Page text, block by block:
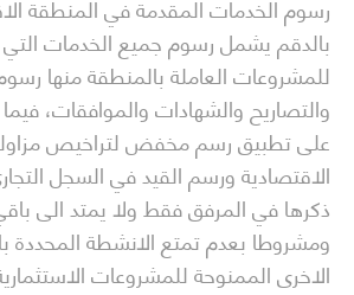
بالدقم يشمل رسوم جميع الخدمات التي
للمشروعات العاملة بالمنطقة منها
والتصاريح والشهادات والموافقات، فيما
على تطبيق رسم مخفض لتراخيص
الاقتصادية ورسم القيد في السجل
ذكرها في المرفق فقط ولا يمتد الى
ومشروطا بعدم تمتع الانشطة المحددة
الاخرى الممنوحة للمشروعات